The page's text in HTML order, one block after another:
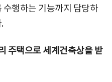
수행하는 기능까지 담당하
주택으로 세계건축상을 받